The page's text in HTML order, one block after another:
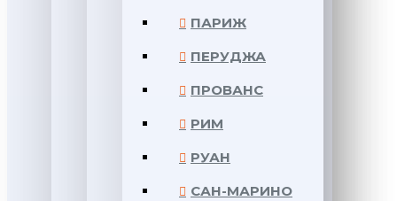
ПАРИЖ
ПЕРУДЖА
ПРОВАНС
РИМ
РУАН
САН-МАРИНО